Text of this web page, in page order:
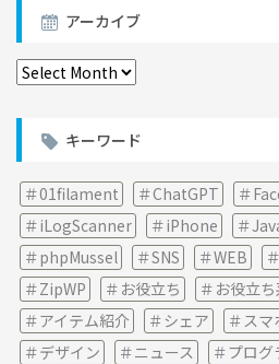
アーカイブ
ア
ー
カ
ブ
キーワード
01filament ChatGPT
iLogScanner
iPhone
phpMussel
SNS WEB
ZipWP
お役立ち お役立ち
アイテム紹介
シェア スマ
デザイン
ニュース
プログ